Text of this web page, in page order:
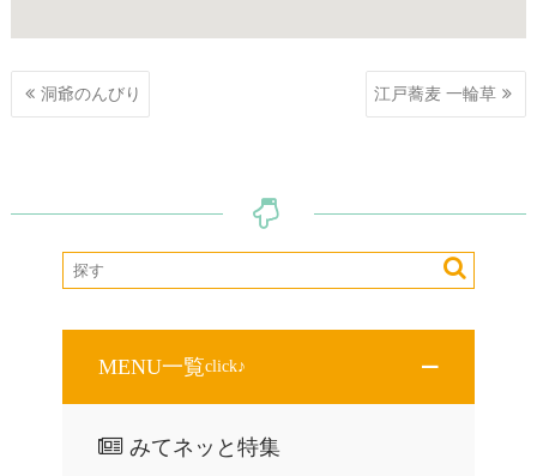
投
ー
洞爺のんびり 江戸蕎麦 一輪草
MENU一覧click♪
みてネッと特集